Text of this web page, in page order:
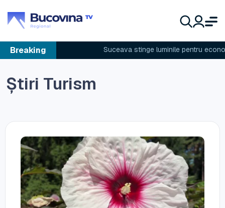
Breaking Suceava stinge luminile pentru economie
Știri Turism